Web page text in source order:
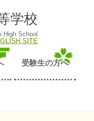
学校
High School
SITE
受験生の方へ